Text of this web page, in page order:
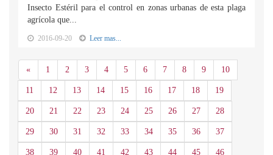
Insecto Estéril para el control en zonas urbanas de esta plaga
agrícola que...
2016-09-20 Leer mas...
«Anterior
1 2 3 4 5 6 7 8 9 10
11 12 13 14 15 16 17 18 19
20 21 22 23 24 25 26 27 28
29 30 31 32 33 34 35 36 37
38 39 40 41 42 43 44 45 46